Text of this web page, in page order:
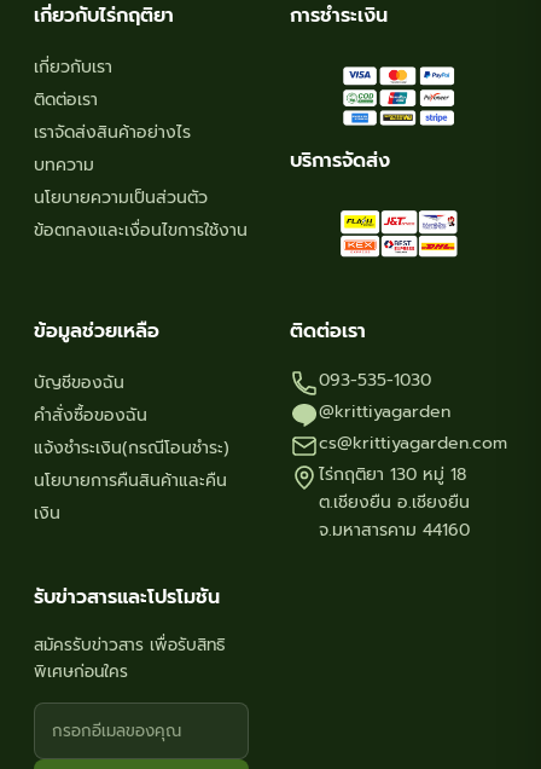
product
เกี่ยวกับไร่กฤติยา
เกี่ยวกับเรา
ติดต่อเรา
เราจัดส่งสินค้าอย่างไร
บทความ
นโยบายความเป็นส่วนตัว
ข้อตกลงและเงื่อนไขการใช้งาน
การชำระเงิน
บริการจัดส่ง
ข้อมูลช่วยเหลือ
บัญชีของฉัน
คำสั่งซื้อของฉัน
แจ้งชำระเงิน(กรณีโอนชำระ)
นโยบายการคืนสินค้าและคืน
เงิน
ติดต่อเรา
093-535-1030
@krittiyagarden
cs@krittiyagarden.com
ไร่กฤติยา 130 หมู่ 18
ต.เชียงยืน อ.เชียงยืน
จ.มหาสารคาม 44160
รับข่าวสารและโปรโมชัน
สมัครรับข่าวสาร เพื่อรับสิทธิ
พิเศษก่อนใคร